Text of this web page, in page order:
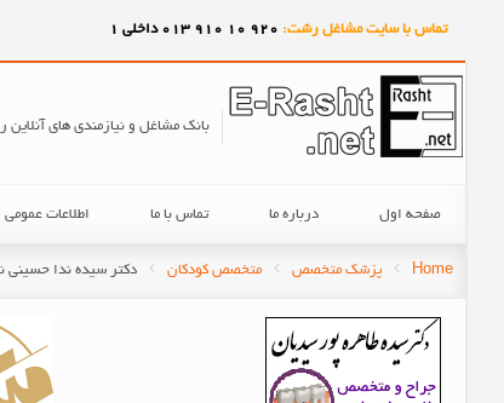
تماس با سایت مشاغل رشت: 920
10
910 013 داخلی 1
بانک مشاغل و نیازمندی های
صفحه اول درباره ما تماس با ما اطلاعات
Home پزشک متخصص متخصص کودکان دکتر سیده ندا حسینی